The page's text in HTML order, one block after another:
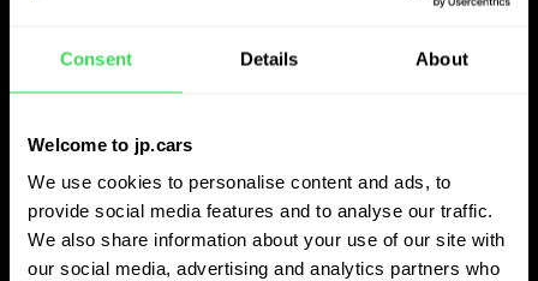
Consent Details About
Welcome to jp.cars
We use cookies to personalise content and ads, to
provide social media features and to analyse our traffic.
We also share information about your use of our site with
our social media, advertising and analytics partners who